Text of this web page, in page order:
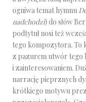
ogniwa temat hymnu
nadchodzi) do słów
podtytuł nosi też
tego kompozytora. To
z pazurem utwór tego
i zainteresowaniem.
narrację pieprznych
krótkiego motywu